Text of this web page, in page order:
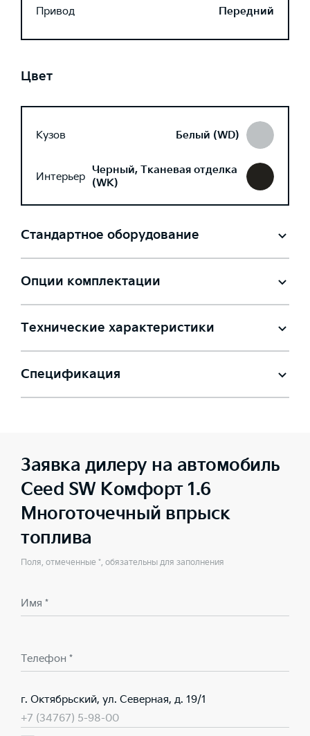
Привод
Передний
Цвет
Кузов Белый (WD)
Интерьер Черный, Тканевая отделка
(WK)
Стандартное оборудование
Опции комплектации
Технические характеристики
Спецификация
Заявка дилеру на автомобиль
Ceed SW Комфорт 1.6
Многоточечный впрыск
топлива
Поля, отмеченные *, обязательны для заполнения
Имя *
Телефон *
г. Октябрьский, ул. Северная, д. 19/1
+7 (34767) 5-98-00